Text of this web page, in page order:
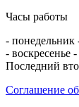
Часы работы
- понедельник
- воскресенье
Последний
Соглашение